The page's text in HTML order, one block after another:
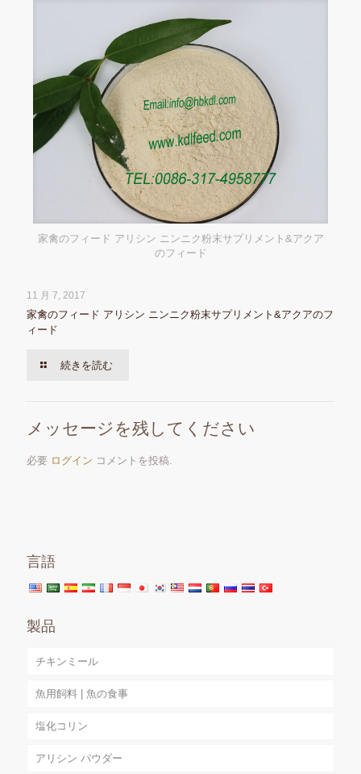
家禽のフィード アリシン ニンニク粉末サプリメント&アクア
のフィード
11 月 7, 2017
家禽のフィード アリシン ニンニク粉末サプリメント&アクアのフ
ィード
続きを読む
メッセージを残してください
必要 ログイン コメントを投稿.
言語
製品
チキンミール
魚用飼料 | 魚の食事
塩化コリン
アリシン パウダー